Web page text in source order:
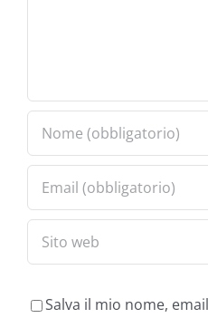
Salva il mio nome,